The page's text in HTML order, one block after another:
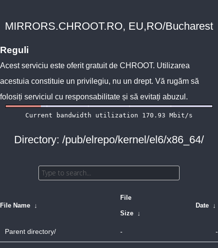
MIRRORS.CHROOT.RO, EU,RO/Bucharest
Reguli
Acest serviciu este oferit gratuit de CHROOT. Utilizarea
acestuia constituie un privilegiu, nu un drept. Vă rugăm să
folosiți serviciul cu responsabilitate și să evitați abuzul.
Directory: /pub/elrepo/kernel/el6/x86_64/
File Name ↓
File
Size ↓
Date ↓
Parent directory/ - -